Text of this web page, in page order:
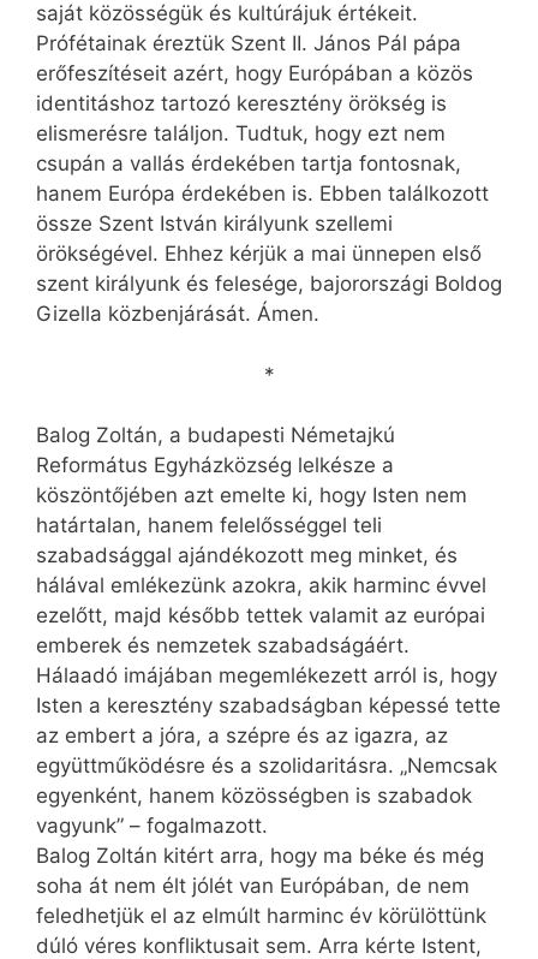
saját közösségük és kultúrájuk értékeit.
Prófétainak éreztük Szent II. János Pál pápa
erőfeszítéseit azért, hogy Európában a közös
identitáshoz tartozó keresztény örökség is
elismerésre találjon. Tudtuk, hogy ezt nem
csupán a vallás érdekében tartja fontosnak,
hanem Európa érdekében is. Ebben találkozott
össze Szent István királyunk szellemi
örökségével. Ehhez kérjük a mai ünnepen első
szent királyunk és felesége, bajorországi Boldog
Gizella közbenjárását. Ámen.
*
Balog Zoltán, a budapesti Németajkú
Református Egyházközség lelkésze a
köszöntőjében azt emelte ki, hogy Isten nem
határtalan, hanem felelősséggel teli
szabadsággal ajándékozott meg minket, és
hálával emlékezünk azokra, akik harminc évvel
ezelőtt, majd később tettek valamit az európai
emberek és nemzetek szabadságáért.
Hálaadó imájában megemlékezett arról is, hogy
Isten a keresztény szabadságban képessé tette
az embert a jóra, a szépre és az igazra, az
együttműködésre és a szolidaritásra. „Nemcsak
egyenként, hanem közösségben is szabadok
vagyunk” – fogalmazott.
Balog Zoltán kitért arra, hogy ma béke és még
soha át nem élt jólét van Európában, de nem
feledhetjük el az elmúlt harminc év körülöttünk
dúló véres konfliktusait sem. Arra kérte Istent,